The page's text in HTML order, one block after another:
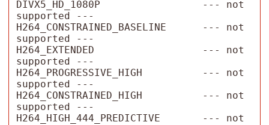
DIVX5_HD_1080P                 --- not
supported ---
H264_CONSTRAINED_BASELINE      --- not
supported ---
H264_EXTENDED                  --- not
supported ---
H264_PROGRESSIVE_HIGH          --- not
supported ---
H264_CONSTRAINED_HIGH          --- not
supported ---
H264_HIGH_444_PREDICTIVE       --- not